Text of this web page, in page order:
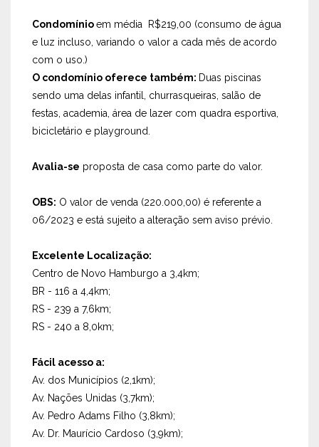
Condomínioem média R$219,00 (consumo de água
e luz incluso, variando o valor a cada mês de acordo
com o uso.)
O condomínio oferece também: Duas piscinas
sendo uma delas infantil, churrasqueiras, salão de
festas, academia, área de lazer com quadra esportiva,
bicicletário e playground.
Avalia-se proposta de casa como parte do valor.
OBS: O valor de venda (220.000,00) é referente a
06/2023 e está sujeito a alteração sem aviso prévio.
Excelente Localização:
Centro de Novo Hamburgo a 3,4km;
BR - 116 a 4,4km;
RS - 239 a 7,6km;
RS - 240 a 8,0km;
Fácil acesso a:
Av. dos Municípios (2,1km);
Av. Nações Unidas (3,7km);
Av. Pedro Adams Filho (3,8km);
Av. Dr. Maurício Cardoso (3,9km);